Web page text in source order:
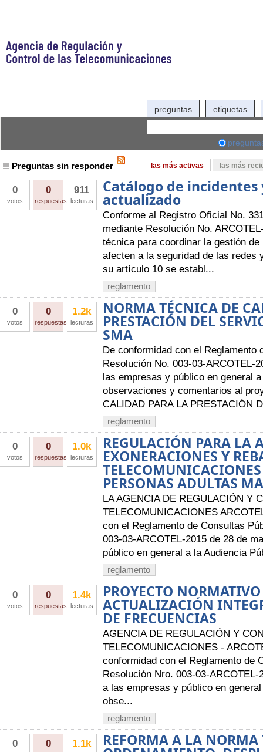
preguntas etiquetas
Preguntas sin responder las más activas las más
0
votos
0
respuestas
911
lecturas
Catálogo de
actualizado
Conforme al Registro Oficial No.
mediante Resolución No.
técnica para coordinar la gestión
afecten a la seguridad de las
su artículo 10 se establ...
reglamento
0
votos
0
respuestas
1.2k
lecturas
NORMA TÉCNICA DE
PRESTACIÓN DEL
SMA
De conformidad con el Reglamento
Resolución No. 003-03-ARCOTEL-
las empresas y público en general
observaciones y comentarios al
CALIDAD PARA LA PRESTACIÓN
reglamento
0
votos
0
respuestas
1.0k
lecturas
REGULACIÓN PARA LA
EXONERACIONES Y
PERSONAS ADULTAS
LA AGENCIA DE REGULACIÓN Y
TELECOMUNICACIONES
con el Reglamento de Consultas
003-03-ARCOTEL-2015 de 28 de
público en general a la Audiencia
reglamento
0
votos
0
respuestas
1.4k
lecturas
PROYECTO
ACTUALIZACIÓN
DE FRECUENCIAS
AGENCIA DE REGULACIÓN Y
TELECOMUNICACIONES -
conformidad con el Reglamento de
Resolución Nro. 003-03-
a las empresas y público en
obse...
reglamento
0 0 1.1k REFORMA A LA NORMA